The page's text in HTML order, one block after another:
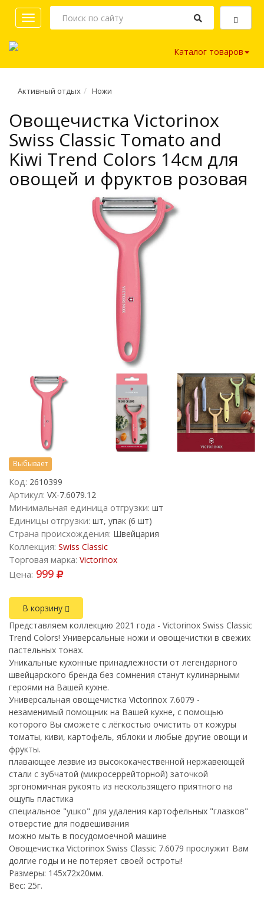
Toggle
navigation
Каталог товаров
Активный отдых Ножи
Овощечистка Victorinox
Swiss Classic Tomato and
Kiwi Trend Colors 14см для
овощей и фруктов розовая
Выбывает
Код: 2610399
Артикул: VX-7.6079.12
Минимальная единица отгрузки: шт
Единицы отгрузки: шт, упак (6 шт)
Страна происхождения: Швейцария
Коллекция: Swiss Classic
Торговая марка: Victorinox
Цена: 999
В корзину
Представляем коллекцию 2021 года - Victorinox Swiss Classic
Trend Colors! Универсальные ножи и овощечистки в свежих
пастельных тонах.
Уникальные кухонные принадлежности от легендарного
швейцарского бренда без сомнения станут кулинарными
героями на Вашей кухне.
Универсальная овощечистка Victorinox 7.6079 -
незаменимый помощник на Вашей кухне, с помощью
которого Вы сможете с лёгкостью очистить от кожуры
томаты, киви, картофель, яблоки и любые другие овощи и
фрукты.
плавающее лезвие из высококачественной нержавеющей
стали с зубчатой (микросеррейторной) заточкой
эргономичная рукоять из нескользящего приятного на
ощупь пластика
специальное "ушко" для удаления картофельных "глазков"
отверстие для подвешивания
можно мыть в посудомоечной машине
Овощечистка Victorinox Swiss Classic 7.6079 прослужит Вам
долгие годы и не потеряет своей остроты!
Размеры: 145х72х20мм.
Вес: 25г.